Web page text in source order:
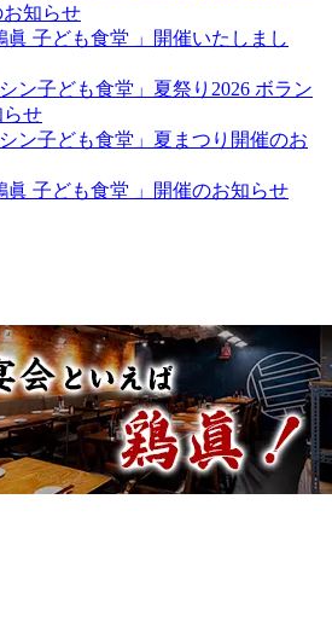
知らせ
眞 子ども食堂 」開催いたしまし
シン子ども食堂」夏祭り2026 ボラン
らせ
シン子ども食堂」夏まつり開催のお
眞 子ども食堂 」開催のお知らせ